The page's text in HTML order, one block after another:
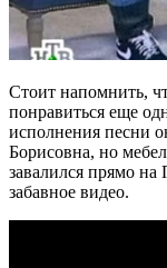
Стоит напомнить,
понравиться еще
исполнения песни
Борисовна, но
завалился прямо
забавное видео.